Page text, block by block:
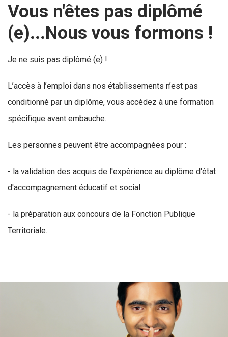
Vous n'êtes pas diplômé
(e)...Nous vous formons !
Je ne suis pas diplômé (e) !
L’accès à l’emploi dans nos établissements n’est pas
conditionné par un diplôme, vous accédez à une formation
spécifique avant embauche.
Les personnes peuvent être accompagnées pour :
- la validation des acquis de l'expérience au diplôme d'état
d'accompagnement éducatif et social
- la préparation aux concours de la Fonction Publique
Territoriale.